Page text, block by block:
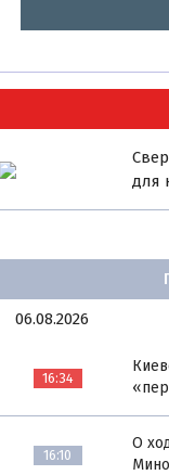
для
06.08.2026
16:34
16:10
О